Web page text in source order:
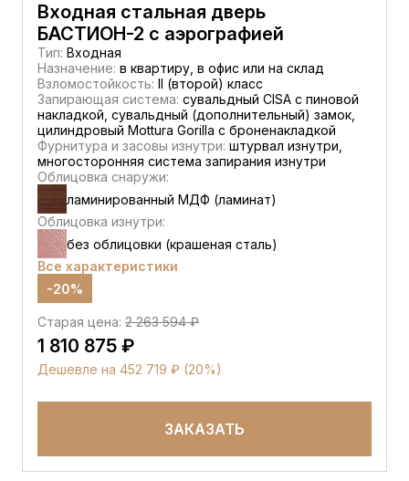
Входная стальная дверь
БАСТИОН-2 с аэрографией
Тип: Входная
Назначение: в квартиру, в офис или на склад
Взломостойкость: II (второй) класс
Запирающая система: сувальдный CISA c пиновой
накладкой, сувальдный (дополнительный) замок,
цилиндровый Mottura Gorilla с броненакладкой
Фурнитура и засовы изнутри: штурвал изнутри,
многосторонняя система запирания изнутри
Облицовка снаружи:
ламинированный МДФ (ламинат)
Облицовка изнутри:
без облицовки (крашеная сталь)
Все характеристики
-20%
Старая цена: 2 263 594 ₽
1 810 875 ₽
Дешевле на 452 719 ₽ (20%)
ЗАКАЗАТЬ